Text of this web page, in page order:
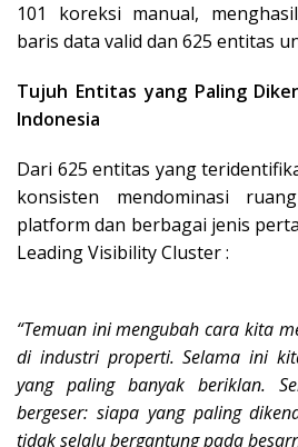
101 koreksi manual,
baris data valid dan 625 entitas
Tujuh Entitas yang Paling
Indonesia
Dari 625 entitas yang
konsisten mendominasi
platform dan berbagai jenis
Leading Visibility Cluster :
“Temuan ini mengubah cara kita
di industri properti. Selama ini
yang paling banyak beriklan.
bergeser: siapa yang paling
tidak selalu bergantung pada